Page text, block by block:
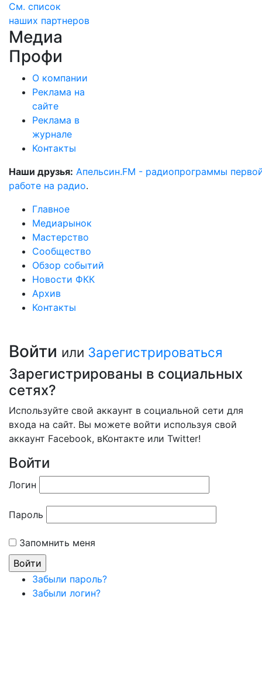
См. список
наших партнеров
Медиа
Профи
О компании
Реклама на
сайте
Реклама в
журнале
Контакты
Наши друзья: Апельсин.FM - радиопрограммы
работе на радио.
Главное
Медиарынок
Мастерство
Сообщество
Обзор событий
Новости ФКК
Архив
Контакты
Войти или Зарегистрироваться
Зарегистрированы в социальных
сетях?
Используйте свой аккаунт в социальной сети для
входа на сайт. Вы можете войти используя свой
аккаунт Facebook, вКонтакте или Twitter!
Войти
Логин
Пароль
Запомнить меня
Забыли пароль?
Забыли логин?